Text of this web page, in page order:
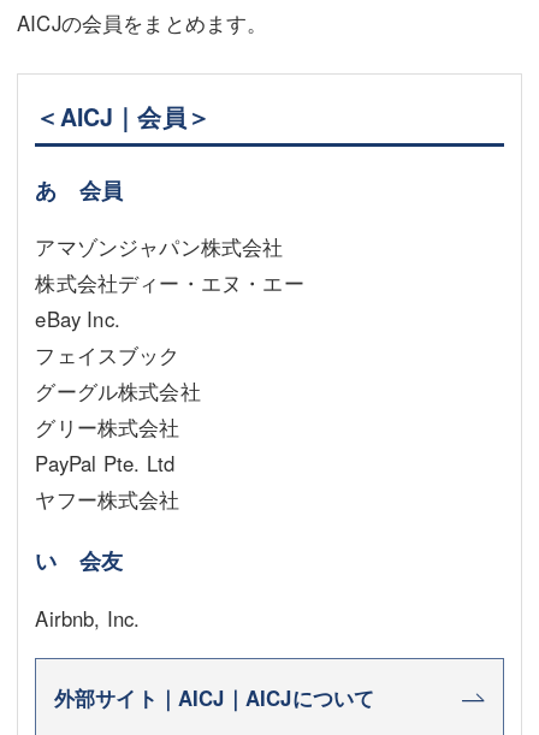
AICJの会員をまとめます。
＜AICJ｜会員＞
あ 会員
アマゾンジャパン株式会社
株式会社ディー・エヌ・エー
eBay Inc.
フェイスブック
グーグル株式会社
グリー株式会社
PayPal Pte. Ltd
ヤフー株式会社
い 会友
Airbnb, Inc.
外部サイト｜AICJ｜AICJについて